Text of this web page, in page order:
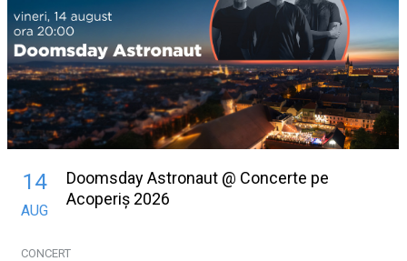
14
AUG
Doomsday Astronaut @ Concerte pe
Acoperiș 2026
CONCERT